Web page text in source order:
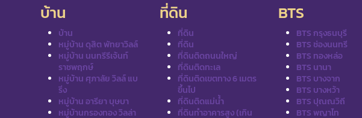
บ้าน
บ้าน
หมู่บ้าน ดุสิต พัทยาวิลล์
หมู่บ้าน นนทรีรีเจ้นท์
ราชพฤกษ์
หมู่บ้าน ศุภาลัย วิลล์ แบ
ริ่ง
หมู่บ้าน อารียา บุษบา
หมู่บ้านกรองทอง วิลล่า
ที่ดิน
ที่ดิน
ที่ดิน
ที่ดินติดถนนใหญ่
ที่ดินติดทะเล
ที่ดินติดเขตทาง 6 เมตร
ขึ้นไป
ที่ดินติดแม่น้ำ
ที่ดินทำอาคารสูง (เกิน
BTS
BTS กรุงธนบุรี
BTS ช่องนนทรี
BTS ทองหล่อ
BTS นานา
BTS บางจาก
BTS บางหว้า
BTS ปุณณวิถี
BTS พญาไท